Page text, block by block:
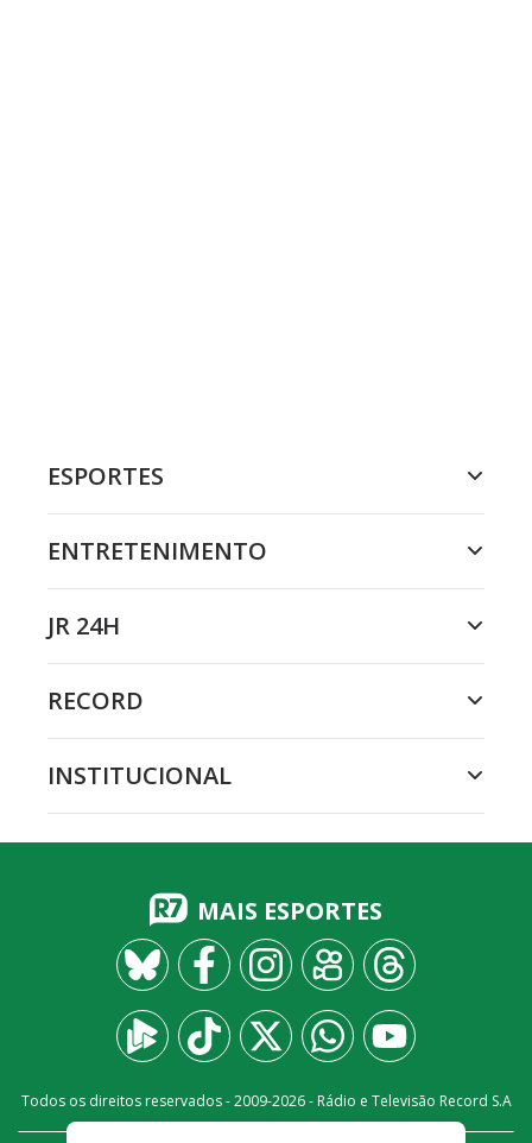
ESPORTES
ENTRETENIMENTO
JR 24H
RECORD
INSTITUCIONAL
MAIS ESPORTES
Todos os direitos reservados - 2009-2026- Rádio e Televisão Record S.A